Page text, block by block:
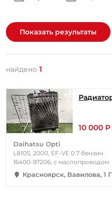
Показать результаты
найдено 1
10 000 Р
Daihatsu Opti
L810S, 2000, EF-VE 0.7 бензин
16400-97206, с маслопроводом
Красноярск, Вавилова, 1